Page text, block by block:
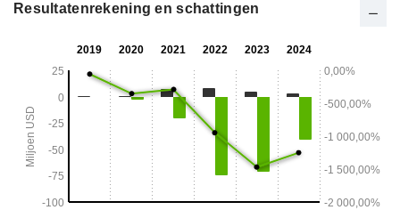
Resultatenrekening en schattingen